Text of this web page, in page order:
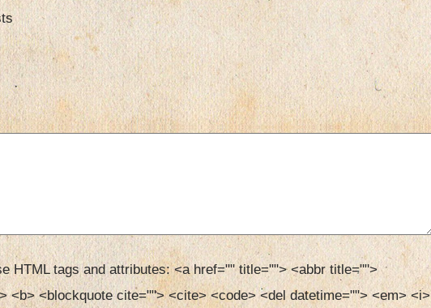
HTML tags and attributes:<a href="" title=""> <abbr title="">
<b> <blockquote cite=""> <cite> <code> <del datetime=""> <em> <i>